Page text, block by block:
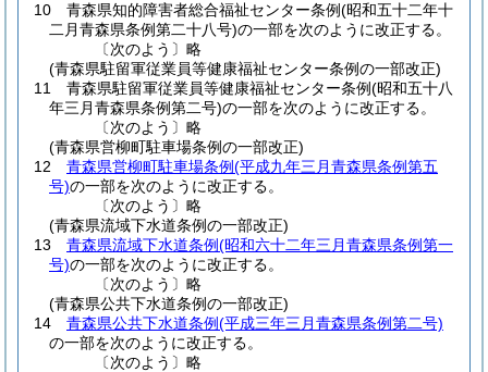
10
青森県知的障害者総合福祉センター条例(昭和五十二年十
二月青森県条例第二十八号)の一部を次のように改正する。
〔次のよう〕略
(青森県駐留軍従業員等健康福祉センター条例の一部改正)
11
青森県駐留軍従業員等健康福祉センター条例(昭和五十八
年三月青森県条例第二号)の一部を次のように改正する。
〔次のよう〕略
(青森県営柳町駐車場条例の一部改正)
12
青森県営柳町駐車場条例(平成九年三月青森県条例第五
号)の一部を次のように改正する。
〔次のよう〕略
(青森県流域下水道条例の一部改正)
13
青森県流域下水道条例(昭和六十二年三月青森県条例第一
号)の一部を次のように改正する。
〔次のよう〕略
(青森県公共下水道条例の一部改正)
14
青森県公共下水道条例(平成三年三月青森県条例第二号)
の一部を次のように改正する。
〔次のよう〕略